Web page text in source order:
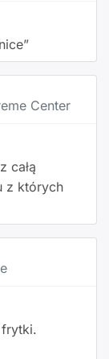
Center
całą
z których
frytki.